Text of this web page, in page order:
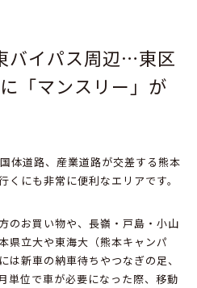
イパス周辺…東区
「マンスリー」が
国体道路、 産業道路が交差する熊本
くにも非常に便利なエリアです。
のお買い物や、 長嶺・戸島・小山
県立大や東海大（熊本キャンパ
は新車の納車待ちやつなぎの足、
単位で車が必要になった際、 移動